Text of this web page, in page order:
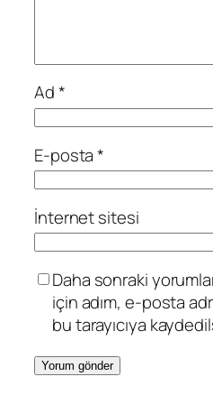
Ad*
E-posta*
İnternet sitesi
Daha sonraki
için adım, e-posta
bu tarayıcıya